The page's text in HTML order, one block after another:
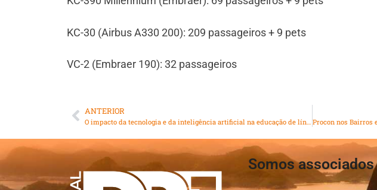
KC-30 (Airbus A330 200): 209 passageiros + 9 pets
VC-2 (Embraer 190): 32 passageiros
ANTERIOR
O impacto da tecnologia e da inteligência artificial na educação de línguas
Somos associados